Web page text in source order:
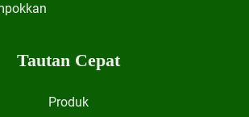
Tautan Cepat
Produk